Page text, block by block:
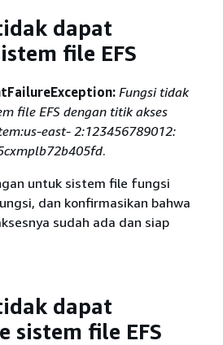
dapat
file EFS
Fungsi tidak
file EFS dengan titik akses
east- 2:123456789012:
.
untuk sistem file fungsi
dan konfirmasikan bahwa
sudah ada dan siap
dapat
sistem file EFS